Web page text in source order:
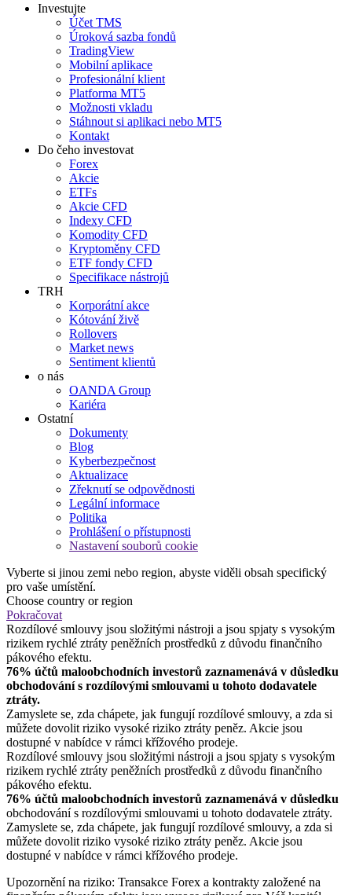
Investujte
Účet TMS
Úroková sazba fondů
TradingView
Mobilní aplikace
Profesionální klient
Platforma MT5
Možnosti vkladu
Stáhnout si aplikaci nebo MT5
Kontakt
Do čeho investovat
Forex
Akcie
ETFs
Akcie CFD
Indexy CFD
Komodity CFD
Kryptoměny CFD
ETF fondy CFD
Specifikace nástrojů
TRH
Korporátní akce
Kótování živě
Rollovers
Market news
Sentiment klientů
o nás
OANDA Group
Kariéra
Ostatní
Dokumenty
Blog
Kyberbezpečnost
Aktualizace
Zřeknutí se odpovědnosti
Legální informace
Politika
Prohlášení o přístupnosti
Nastavení souborů cookie
Vyberte si jinou zemi nebo region, abyste viděli obsah specifický
pro vaše umístění.
Choose country or region
Pokračovat
Rozdílové smlouvy jsou složitými nástroji a jsou spjaty s vysokým
rizikem rychlé ztráty peněžních prostředků z důvodu finančního
pákového efektu.
76% účtů maloobchodních investorů zaznamenává v důsledku
obchodování s rozdílovými smlouvami u tohoto dodavatele
ztráty.
Zamyslete se, zda chápete, jak fungují rozdílové smlouvy, a zda si
můžete dovolit riziko vysoké riziko ztráty peněz. Akcie jsou
dostupné v nabídce v rámci křížového prodeje.
Rozdílové smlouvy jsou složitými nástroji a jsou spjaty s vysokým
rizikem rychlé ztráty peněžních prostředků z důvodu finančního
pákového efektu.
76% účtů maloobchodních investorů zaznamenává v důsledku
obchodování s rozdílovými smlouvami u tohoto dodavatele ztráty.
Zamyslete se, zda chápete, jak fungují rozdílové smlouvy, a zda si
můžete dovolit riziko vysoké riziko ztráty peněz. Akcie jsou
dostupné v nabídce v rámci křížového prodeje.
Upozornění na riziko: Transakce Forex a kontrakty založené na